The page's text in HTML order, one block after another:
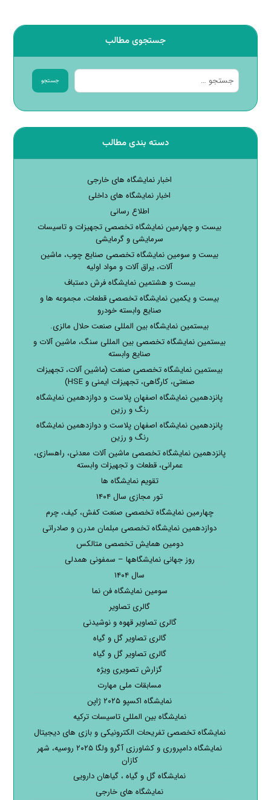
جستجوی مطالب
جستجو
دسته بندی مطالب
اخبار نمایشگاه های خارجی
اخبار نمایشگاه های داخلی
اطلاع رسانی
بیست و چهارمین نمایشگاه تخصصی تجهیزات و تاسیسات
سرمایشی و گرمایشی
بیست و سومین نمایشگاه تخصصی صنایع چوب، ماشین
آلات، یراق آلات و مواد اولیه
بیست و هشتمین نمایشگاه فرش دستباف
بیست و یکمین نمایشگاه تخصصی قطعات، مجموعه ها و
صنایع وابسته خودرو
بیستمین نمایشگاه بین المللی صنعت حلال مالزی.
بیستمین نمایشگاه تخصصی بین المللی سنگ، ماشین آلات و
صنایع وابسته
بیستمین نمایشگاه تخصصی صنعت (ماشین آلات، تجهیزات
صنعتی، کارگاهی، تجهیزات ایمنی و HSE)
پانزدهمین نمایشگاه اصفهان پلاست و دوازدهمین نمایشگاه
رنگ و رزین
پانزدهمین نمایشگاه اصفهان پلاست و دوازدهمین نمایشگاه
رنگ و رزین
پانزدهمین نمایشگاه تخصصی ماشین آلات معدنی، راهسازی،
عمرانی، قطعات و تجهیزات وابسته
تقویم نمایشگاه ها
تور مجازی سال ۱۴۰۴
چهارمین نمایشگاه تخصصی صنعت کفش، کیف، چرم
دوازدهمین نمایشگاه تخصصی مبلمان مدرن و صادراتی
دومین همایش تخصصی متالکس
روز جهانی نمایشگاهها – سمفونی همدلی
سال ۱۴۰۴
سومین نمایشگاه فن نما
گالری تصاویر
گالری تصاویر قهوه و نوشیدنی
گالری تصاویر گل و گیاه
گالری تصاویر گل و گیاه
گزارش تصویری ویژه
مسابقات ملی مهارت
نمایشگاه اکسپو ۲۰۲۵ ژاپن
نمایشگاه بین المللی تاسیسات ترکیه
نمایشگاه تخصصی تفریحات الکترونیکی و بازی های دیجیتال
نمایشگاه دامپروری و کشاورزی آگرو ولگا ۲۰۲۵ روسیه، شهر
کازان
نمایشگاه گل و گیاه ، گیاهان دارویی
نمایشگاه های خارجی